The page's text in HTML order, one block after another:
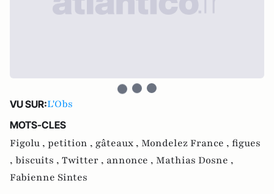
VU SUR:L'Obs
MOTS-CLES
Figolu , petition , gâteaux , Mondelez France , figues
, biscuits , Twitter , annonce , Mathias Dosne ,
Fabienne Sintes